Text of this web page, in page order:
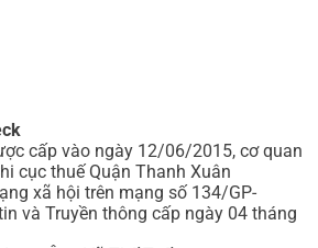
cấp vào ngày 12/06/2015, cơ quan
cục thuế Quận Thanh Xuân
xã hội trên mạng số 134/GP-
và Truyền thông cấp ngày 04 tháng